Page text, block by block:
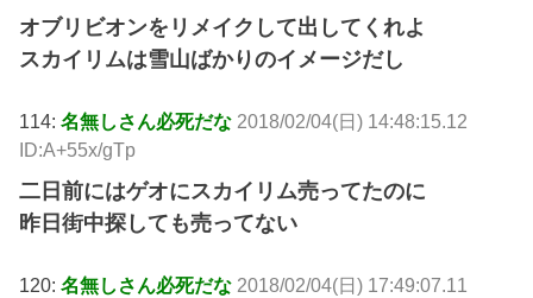
オブリビオンをリメイクして出してくれよ
スカイリムは雪山ばかりのイメージだし
114:名無しさん必死だな 2018/02/04(日) 14:48:15.12
ID:A+55x/gTp
二日前にはゲオにスカイリム売ってたのに
昨日街中探しても売ってない
120:名無しさん必死だな 2018/02/04(日) 17:49:07.11